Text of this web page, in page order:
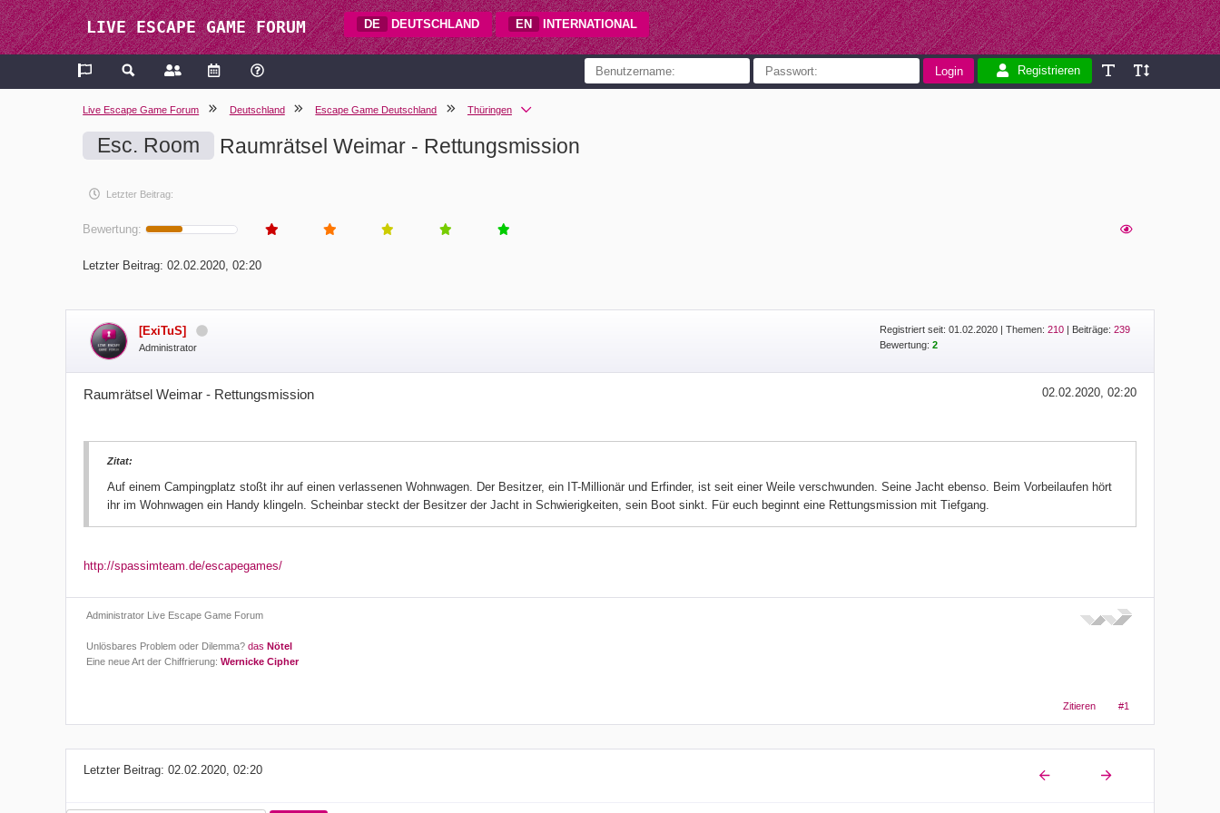
LIVE ESCAPE GAME FORUM DE DEUTSCHLAND EN INTERNATIONAL
Registrieren
Live Escape Game Forum Deutschland Escape Game Deutschland Thüringen
Esc. Room Raumrätsel Weimar - Rettungsmission
Letzter Beitrag:
Bewertung:
Letzter Beitrag:02.02.2020, 02:20
[ExiTuS]
Administrator
Registriert seit: 01.02.2020 |Themen:210 | Beiträge:239
Bewertung:2
Raumrätsel Weimar - Rettungsmission 02.02.2020, 02:20
Zitat:
Auf einem Campingplatz stoßt ihr auf einen verlassenen Wohnwagen. Der Besitzer, ein IT-Millionär und Erfinder, ist seit einer Weile verschwunden. Seine Jacht ebenso. Beim Vorbeilaufen hört
ihr im Wohnwagen ein Handy klingeln. Scheinbar steckt der Besitzer der Jacht in Schwierigkeiten, sein Boot sinkt. Für euch beginnt eine Rettungsmission mit Tiefgang.
http://spassimteam.de/escapegames/
Administrator Live Escape Game Forum
Unlösbares Problem oder Dilemma? das Nötel
Eine neue Art der Chiffrierung: Wernicke Cipher
Zitieren #1
Letzter Beitrag:02.02.2020, 02:20